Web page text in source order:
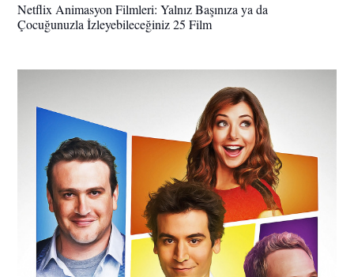
Netflix Animasyon Filmleri: Yalnız Başınıza ya da
Çocuğunuzla İzleyebileceğiniz 25 Film